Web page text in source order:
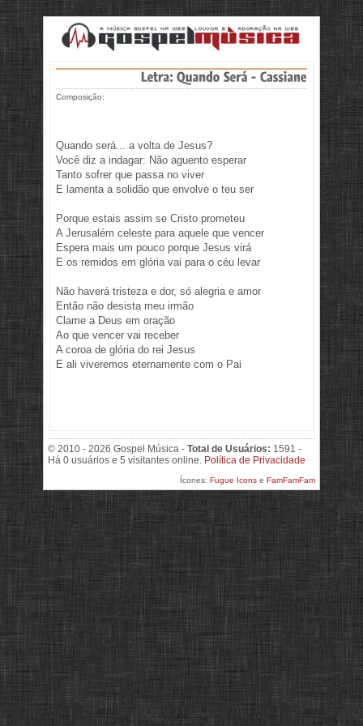
Composição:
Quando será... a volta de Jesus?
Você diz a indagar: Não aguento esperar
Tanto sofrer que passa no viver
E lamenta a solidão que envolve o teu ser
Porque estais assim se Cristo prometeu
A Jerusalém celeste para aquele que vencer
Espera mais um pouco porque Jesus virá
E os remidos em glória vai para o céu levar
Não haverá tristeza e dor, só alegria e amor
Então não desista meu irmão
Clame a Deus em oração
Ao que vencer vai receber
A coroa de glória do rei Jesus
E ali viveremos eternamente com o Pai
© 2010 - 2026 Gospel Música - Total de Usuários: 1591 -
Há 0 usuários e 5 visitantes online. Política de Privacidade
Ícones: Fugue Icons e FamFamFam